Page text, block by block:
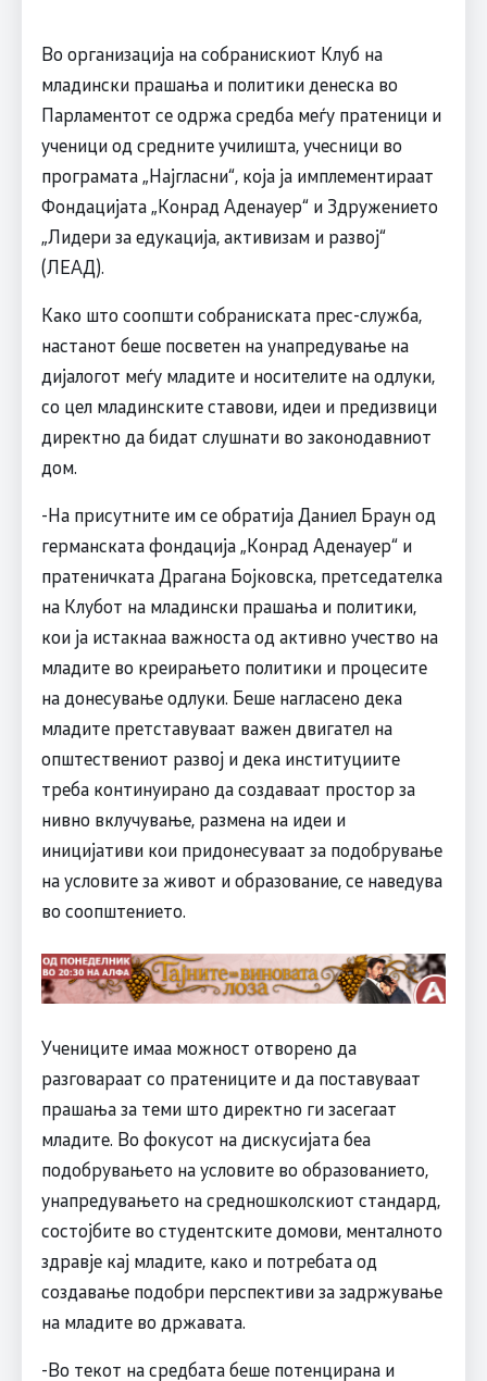
Во организација на собранискиот Клуб на
младински прашања и политики денеска во
Парламентот се одржа средба меѓу пратеници и
ученици од средните училишта, учесници во
програмата „Најгласни“, која ја имплементираат
Фондацијата „Конрад Аденауер“ и Здружението
„Лидери за едукација, активизам и развој“
(ЛЕАД).
Како што соопшти собраниската прес-служба,
настанот беше посветен на унапредување на
дијалогот меѓу младите и носителите на одлуки,
со цел младинските ставови, идеи и предизвици
директно да бидат слушнати во законодавниот
дом.
-На присутните им се обратија Даниел Браун од
германската фондација „Конрад Аденауер“ и
пратеничката Драгана Бојковска, претседателка
на Клубот на младински прашања и политики,
кои ја истакнаа важноста од активно учество на
младите во креирањето политики и процесите
на донесување одлуки. Беше нагласено дека
младите претставуваат важен двигател на
општествениот развој и дека институциите
треба континуирано да создаваат простор за
нивно вклучување, размена на идеи и
иницијативи кои придонесуваат за подобрување
на условите за живот и образование, се наведува
во соопштението.
Учениците имаа можност отворено да
разговараат со пратениците и да поставуваат
прашања за теми што директно ги засегаат
младите. Во фокусот на дискусијата беа
подобрувањето на условите во образованието,
унапредувањето на средношколскиот стандард,
состојбите во студентските домови, менталното
здравје кај младите, како и потребата од
создавање подобри перспективи за задржување
на младите во државата.
-Во текот на средбата беше потенцирана и